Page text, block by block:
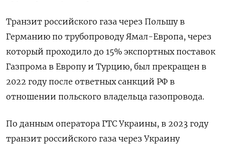
Транзит российского газа через Польшу в
Германию по трубопроводу Ямал-Европа, через
который проходило до 15% экспортных поставок
Газпрома в Европу и Турцию, был прекращен в
2022 году после ответных санкций РФ в
отношении польского владельца газопровода.
По данным оператора ГТС Украины, в 2023 году
транзит российского газа через Украину